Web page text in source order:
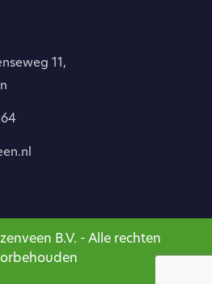
11,
B.V. - Alle rechten